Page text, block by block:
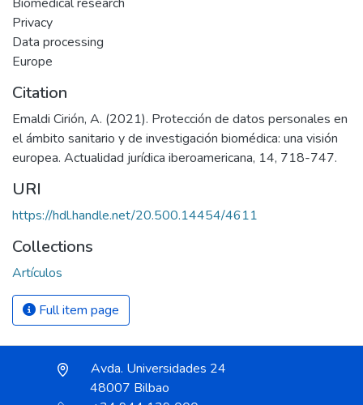
Privacy
Data processing
Europe
Citation
Emaldi Cirión, A. (2021). Protección de datos personales en
el ámbito sanitario y de investigación biomédica: una visión
europea. Actualidad jurídica iberoamericana, 14, 718-747.
URI
https://hdl.handle.net/20.500.14454/4611
Collections
Artículos
Full item page
Avda. Universidades 24
48007 Bilbao